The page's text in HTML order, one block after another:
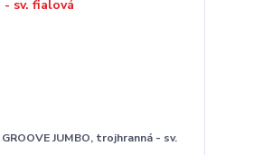
JUMBO, trojhranná - sv.